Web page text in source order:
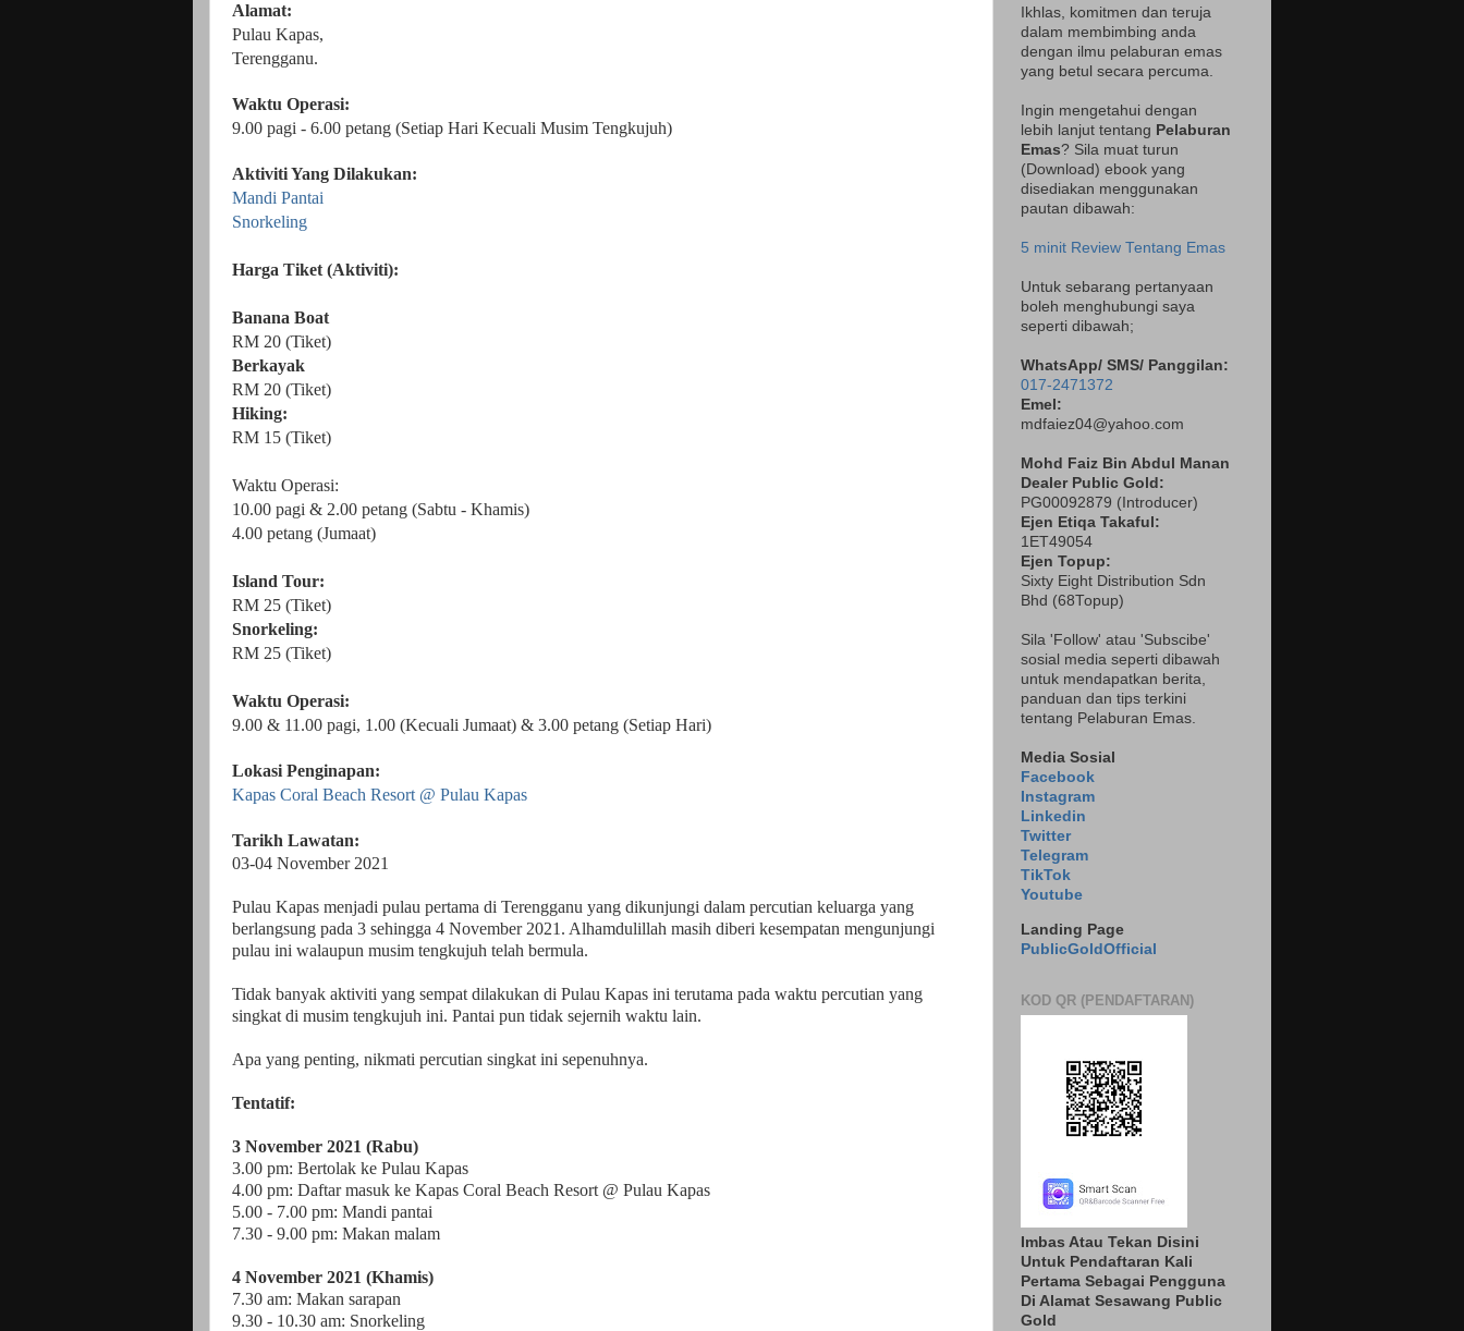
Alamat:
Pulau Kapas,
Terengganu.
Waktu Operasi:
9.00 pagi - 6.00 petang (Setiap Hari Kecuali Musim Tengkujuh)
Aktiviti Yang Dilakukan:
Mandi Pantai
Snorkeling
Harga Tiket (Aktiviti):
Banana Boat
RM 20 (Tiket)
Berkayak
RM 20 (Tiket)
Hiking:
RM 15 (Tiket)
Waktu Operasi:
10.00 pagi & 2.00 petang (Sabtu - Khamis)
4.00 petang (Jumaat)
Island Tour:
RM 25 (Tiket)
Snorkeling:
RM 25 (Tiket)
Waktu Operasi:
9.00 & 11.00 pagi, 1.00 (Kecuali Jumaat) & 3.00 petang (Setiap Hari)
Lokasi Penginapan:
Kapas Coral Beach Resort @ Pulau Kapas
Tarikh Lawatan:
03-04 November 2021
Pulau Kapas menjadi pulau pertama di Terengganu yang dikunjungi dalam percutian keluarga yang
berlangsung pada 3 sehingga 4 November 2021. Alhamdulillah masih diberi kesempatan mengunjungi
pulau ini walaupun musim tengkujuh telah bermula.
Tidak banyak aktiviti yang sempat dilakukan di Pulau Kapas ini terutama pada waktu percutian yang
singkat di musim tengkujuh ini. Pantai pun tidak sejernih waktu lain.
Apa yang penting, nikmati percutian singkat ini sepenuhnya.
Tentatif:
3 November 2021 (Rabu)
3.00 pm: Bertolak ke Pulau Kapas
4.00 pm: Daftar masuk ke Kapas Coral Beach Resort @ Pulau Kapas
5.00 - 7.00 pm: Mandi pantai
7.30 - 9.00 pm: Makan malam
4 November 2021 (Khamis)
7.30 am: Makan sarapan
9.30 - 10.30 am: Snorkeling
Ikhlas, komitmen dan teruja
dalam membimbing anda
dengan ilmu pelaburan emas
yang betul secara percuma.
Ingin mengetahui dengan
lebih lanjut tentang Pelaburan
Emas? Sila muat turun
(Download) ebook yang
disediakan menggunakan
pautan dibawah:
5 minit Review Tentang Emas
Untuk sebarang pertanyaan
boleh menghubungi saya
seperti dibawah;
WhatsApp/ SMS/ Panggilan:
017-2471372
Emel:
mdfaiez04@yahoo.com
Mohd Faiz Bin Abdul Manan
Dealer Public Gold:
PG00092879 ( Introducer)
Ejen Etiqa Takaful:
1ET49054
Ejen Topup:
Sixty Eight Distribution Sdn
Bhd (68Topup)
Sila 'Follow' atau 'Subscibe'
sosial media seperti dibawah
untuk mendapatkan berita,
panduan dan tips terkini
tentang Pelaburan Emas.
Media Sosial
Facebook
Instagram
Linkedin
Twitter
Telegram
TikTok
Youtube
Landing Page
PublicGoldOfficial
KOD QR (PENDAFTARAN)
Imbas Atau Tekan Disini
Untuk Pendaftaran Kali
Pertama Sebagai Pengguna
Di Alamat Sesawang Public
Gold